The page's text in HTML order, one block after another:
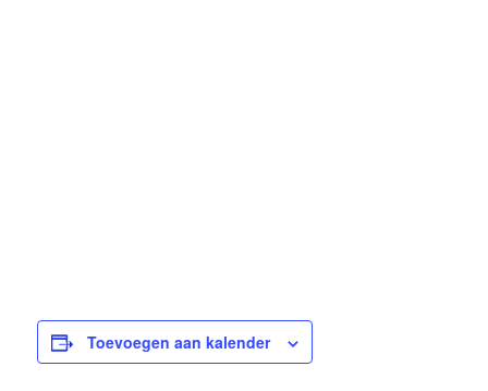
Toevoegen aan kalender